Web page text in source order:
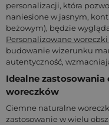
personalizacji, która
naniesione w jasnym,
beżowym), będzie
Personalizowane
budowanie wizerunku
autentyczność,
Idealne
woreczków
Ciemne naturalne
zastosowanie w wielu